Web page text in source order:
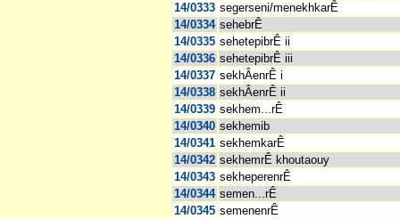
14/0333 segerseni/menekhkarÊ
14/0334 sehebrÊ
14/0335 sehetepibrÊ ii
14/0336 sehetepibrÊ iii
14/0337 sekhÂenrÊ i
14/0338 sekhÂenrÊ ii
14/0339 sekhem...rÊ
14/0340 sekhemib
14/0341 sekhemkarÊ
14/0342 sekhemrÊ khoutaouy
14/0343 sekheperenrÊ
14/0344 semen...rÊ
14/0345 semenenrÊ